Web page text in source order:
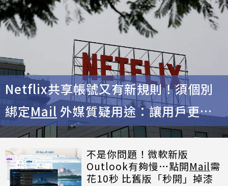
Netflix共享帳號又有新規則！須個別
綁定Mail 外媒質疑用途：讓用戶更挫
折
不是你問題！微軟新版
Outlook有夠慢…點開Mail需
花10秒 比舊版「秒開」掉漆